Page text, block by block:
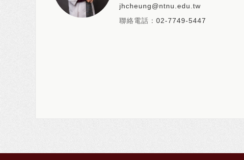
jhcheung@ntnu.edu.tw
聯絡電話： 02-7749-5447